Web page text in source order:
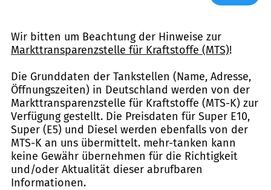
Wir bitten um Beachtung der Hinweise zur
Markttransparenzstelle für Kraftstoffe (MTS)!
Die Grunddaten der Tankstellen (Name, Adresse,
Öffnungszeiten) in Deutschland werden von der
Markttransparenzstelle für Kraftstoffe (MTS-K) zur
Verfügung gestellt. Die Preisdaten für Super E10,
Super (E5) und Diesel werden ebenfalls von der
MTS-K an uns übermittelt. mehr-tanken kann
keine Gewähr übernehmen für die Richtigkeit
und/oder Aktualität dieser abrufbaren
Informationen.